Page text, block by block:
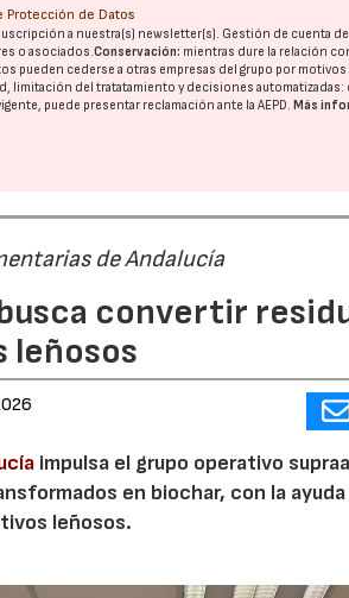
Protección de Datos
a nuestra(s) newsletter(s). Gestión de cuenta
o asociados.Conservación: mientras dure la relación
pueden cederse a otras empresas del grupo por
del tratatamiento y decisiones automatizadas:
puede presentar reclamación ante laAEPD. Más
de Andalucía
convertir
leñosos
impulsa el grupo operativo
en biochar, con la
leñosos.
23/07/2026 30/